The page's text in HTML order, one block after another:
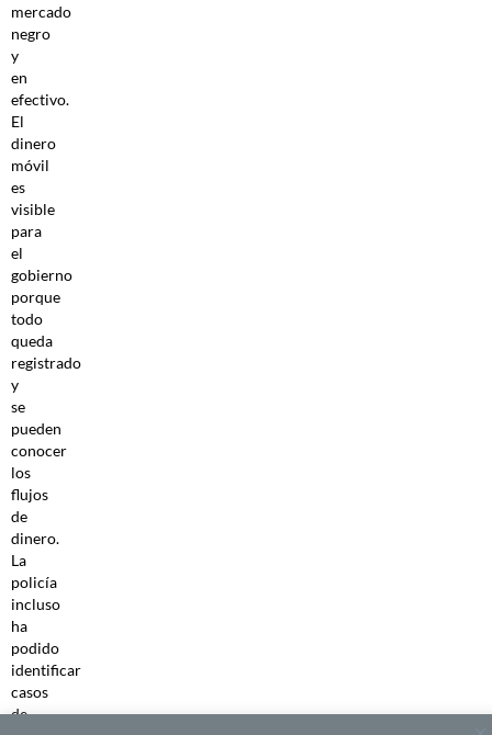
mercado
negro
y
en
efectivo.
El
dinero
móvil
es
visible
para
el
gobierno
porque
todo
queda
registrado
y
se
pueden
conocer
los
flujos
de
dinero.
La
policía
incluso
ha
podido
identificar
casos
de